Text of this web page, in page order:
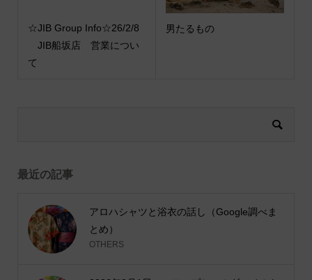
☆JIB Group Info☆26/2/8
JIB船坂店 営業につい
て
男たるもの
最近の記事
アロハシャツと浴衣の話し（Google調べま
とめ）
OTHERS